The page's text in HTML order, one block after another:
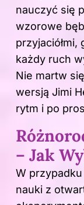
nauczyć się
wzorowe
przyjaciółmi,
każdy ruch
Nie martw
wersją Jimi
rytm i po
– Jak
W
nauki z